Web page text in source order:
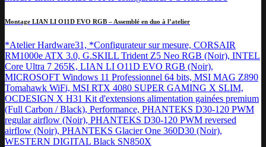
Montage LIAN LI O11D EVO RGB – Assemblé en duo à l’atelier
*Atelier Hardware31, *Configurateur sur mesure, CORSAIR
RM1000e ATX 3.0, G.SKILL Trident Z5 Neo RGB (Noir), INTEL
Core Ultra 7 265K, LIAN LI O11D EVO RGB (Noir),
MICROSOFT Windows 11 Professionnel 64 bits, MSI MAG Z890
Tomahawk WiFi, MSI RTX 4080 SUPER GAMING X SLIM,
OCDESIGN X H31 Kit d'extensions alimentation gainées premium
(Full Carbon / Black), Performance, PHANTEKS D30-120 PWM
regular airflow (Noir), PHANTEKS D30-120 PWM reversed
airflow (Noir), PHANTEKS Glacier One 360D30 (Noir),
WESTERN DIGITAL Black SN850X